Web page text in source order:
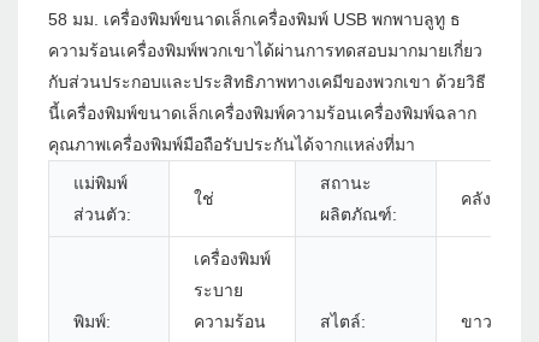
58 มม. เครื่องพิมพ์ขนาดเล็กเครื่องพิมพ์ USB พกพาบลูทู ธ
ความร้อนเครื่องพิมพ์พวกเขาได้ผ่านการทดสอบมากมายเกี่ยว
กับส่วนประกอบและประสิทธิภาพทางเคมีของพวกเขา ด้วยวิธี
นี้เครื่องพิมพ์ขนาดเล็กเครื่องพิมพ์ความร้อนเครื่องพิมพ์ฉลาก
คุณภาพเครื่องพิมพ์มือถือรับประกันได้จากแหล่งที่มา
แม่พิมพ์
ส่วนตัว:
ใช่
สถานะ
ผลิตภัณฑ์:
คลังสินค้า
พิมพ์:
เครื่องพิมพ์
ระบาย
ความร้อน
สไตล์: ขาวดำ